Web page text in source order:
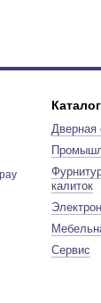
Каталог
Дверная
калиток
Сервис